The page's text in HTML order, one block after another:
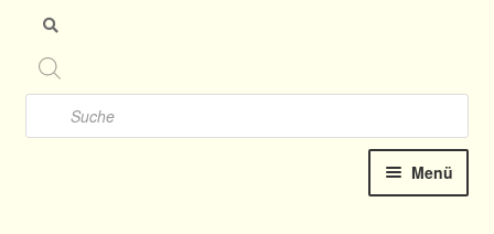
Products
search
Menü